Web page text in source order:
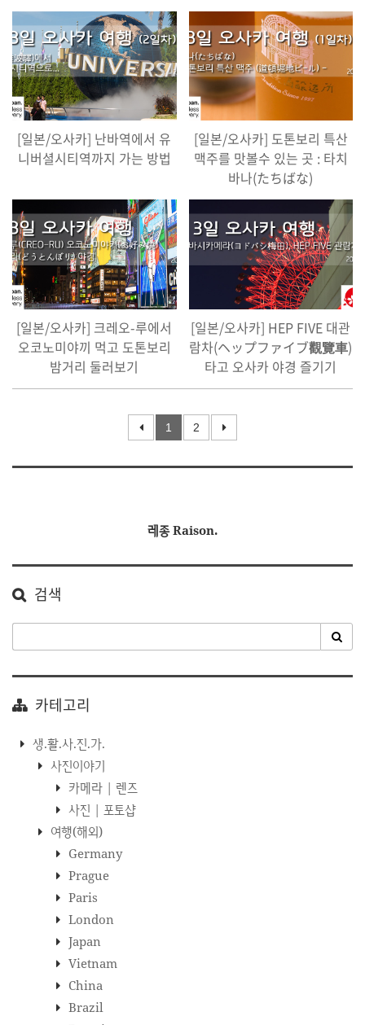
[일본/오사카] 난바역에서 유
니버셜시티역까지 가는 방법
[일본/오사카] 도톤보리 특산
맥주를 맛볼수 있는 곳 : 타치
바나(たちばな)
[일본/오사카] 크레오-루에서
오코노미야끼 먹고 도톤보리
밤거리 둘러보기
[일본/오사카] HEP FIVE 대관
람차(ヘップファイブ觀覽車)
타고 오사카 야경 즐기기
1 2
레종 Raison.
검색
카테고리
생.활.사.진.가.
사진이야기
카메라 | 렌즈
사진 | 포토샵
여행(해외)
Germany
Prague
Paris
London
Japan
Vietnam
China
Brazil